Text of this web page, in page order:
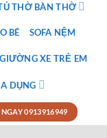
THỜ BÀN THỜ
BÉ SOFA NỆM
GIƯỜNG XE TRẺ EM
DỤNG
0913916949